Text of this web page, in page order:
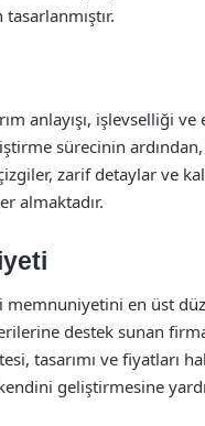
anlayışı, işlevselliği
sürecinin
zarif detaylar ve
almaktadır.
en üst
destek sunan
tasarımı ve fiyatları
geliştirmesine